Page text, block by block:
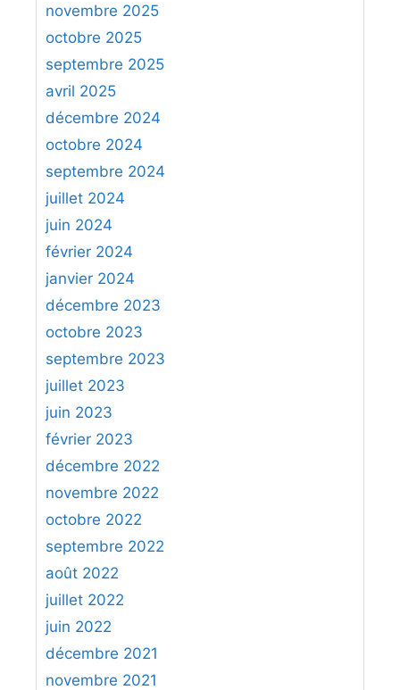
h
e
r
:
novembre 2025
octobre 2025
septembre 2025
avril 2025
décembre 2024
octobre 2024
septembre 2024
juillet 2024
juin 2024
février 2024
janvier 2024
décembre 2023
octobre 2023
septembre 2023
juillet 2023
juin 2023
février 2023
décembre 2022
novembre 2022
octobre 2022
septembre 2022
août 2022
juillet 2022
juin 2022
décembre 2021
novembre 2021